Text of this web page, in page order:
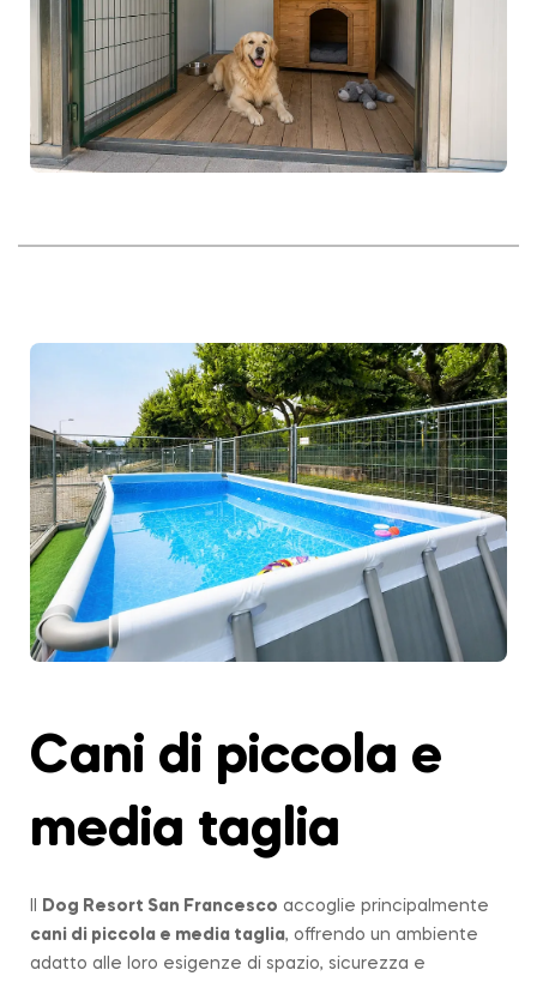
Cani di piccola e
media taglia
Dog Resort San Francesco accoglie principalmente
cani di piccola e media taglia, offrendo un ambiente
adatto alle loro esigenze di spazio, sicurezza e